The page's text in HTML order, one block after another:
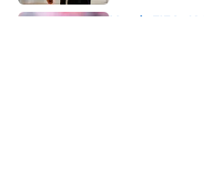
Nach FIFA-